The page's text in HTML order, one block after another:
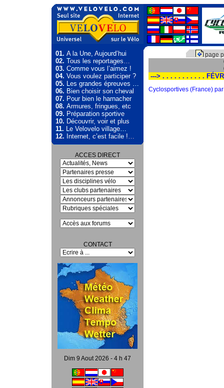
01.A la Une, Aujourd’hui
02.Tous les reportages…
03.Comme vous l’aimez !
04.Vous voulez participer ?
05.Les grandes épreuves …
06.Bien choisir son cheval
07.Pour bien le harnacher
08.Armures, fringues, etc
09.Préparation sportive
10.Découvrir, voir et plus
11.Le Velovelo village…
12.Internet, c’est facile !…
ACCES DIRECT
CONTACT
Dim 9 Aout 2026 - 4 h 47
page
---> . . . . . . . . . . .
Cyclosportives (France)